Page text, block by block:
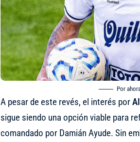
Por
A pesar de este revés, el interés por
sigue siendo una opción viable para
comandado por Damián Ayude. Sin